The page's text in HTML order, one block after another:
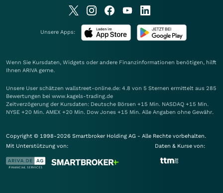
Unsere Apps:
Wenn Sie Kursdaten, Widgets oder andere Finanzinformationen benötigen, hilft
Ihnen ARIVA gerne.
Unsere User schätzen wallstreet-online.de: 4.8 von 5 Sternen ermittelt aus 285
Bewertungen bei www.kagels-trading.de
Zeitverzögerung der Kursdaten: Deutsche Börsen +15 Min. NASDAQ +15 Min.
NYSE +20 Min. AMEX +20 Min. Dow Jones +15 Min. Alle Angaben ohne Gewähr.
Copyright © 1998-2026 Smartbroker Holding AG - Alle Rechte vorbehalten.
Mit Unterstützung von:
Daten & Kurse von: